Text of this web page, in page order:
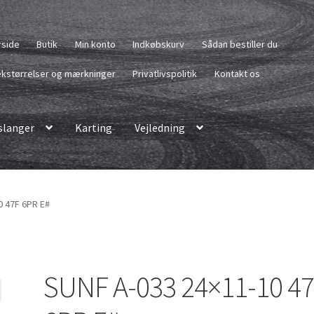
Butik Min konto Indkøbskurv Sådan bestiller du
og mærkninger Privatlivspolitik Kontakt os
Karting
Vejledning
47F 6PR E#
SUNF A-033 24×11-10